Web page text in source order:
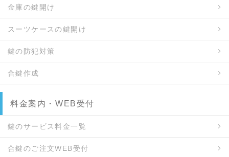
金庫の鍵開け
スーツケースの鍵開け
鍵の防犯対策
合鍵作成
料金案内・WEB受付
鍵のサービス料金一覧
合鍵のご注文WEB受付